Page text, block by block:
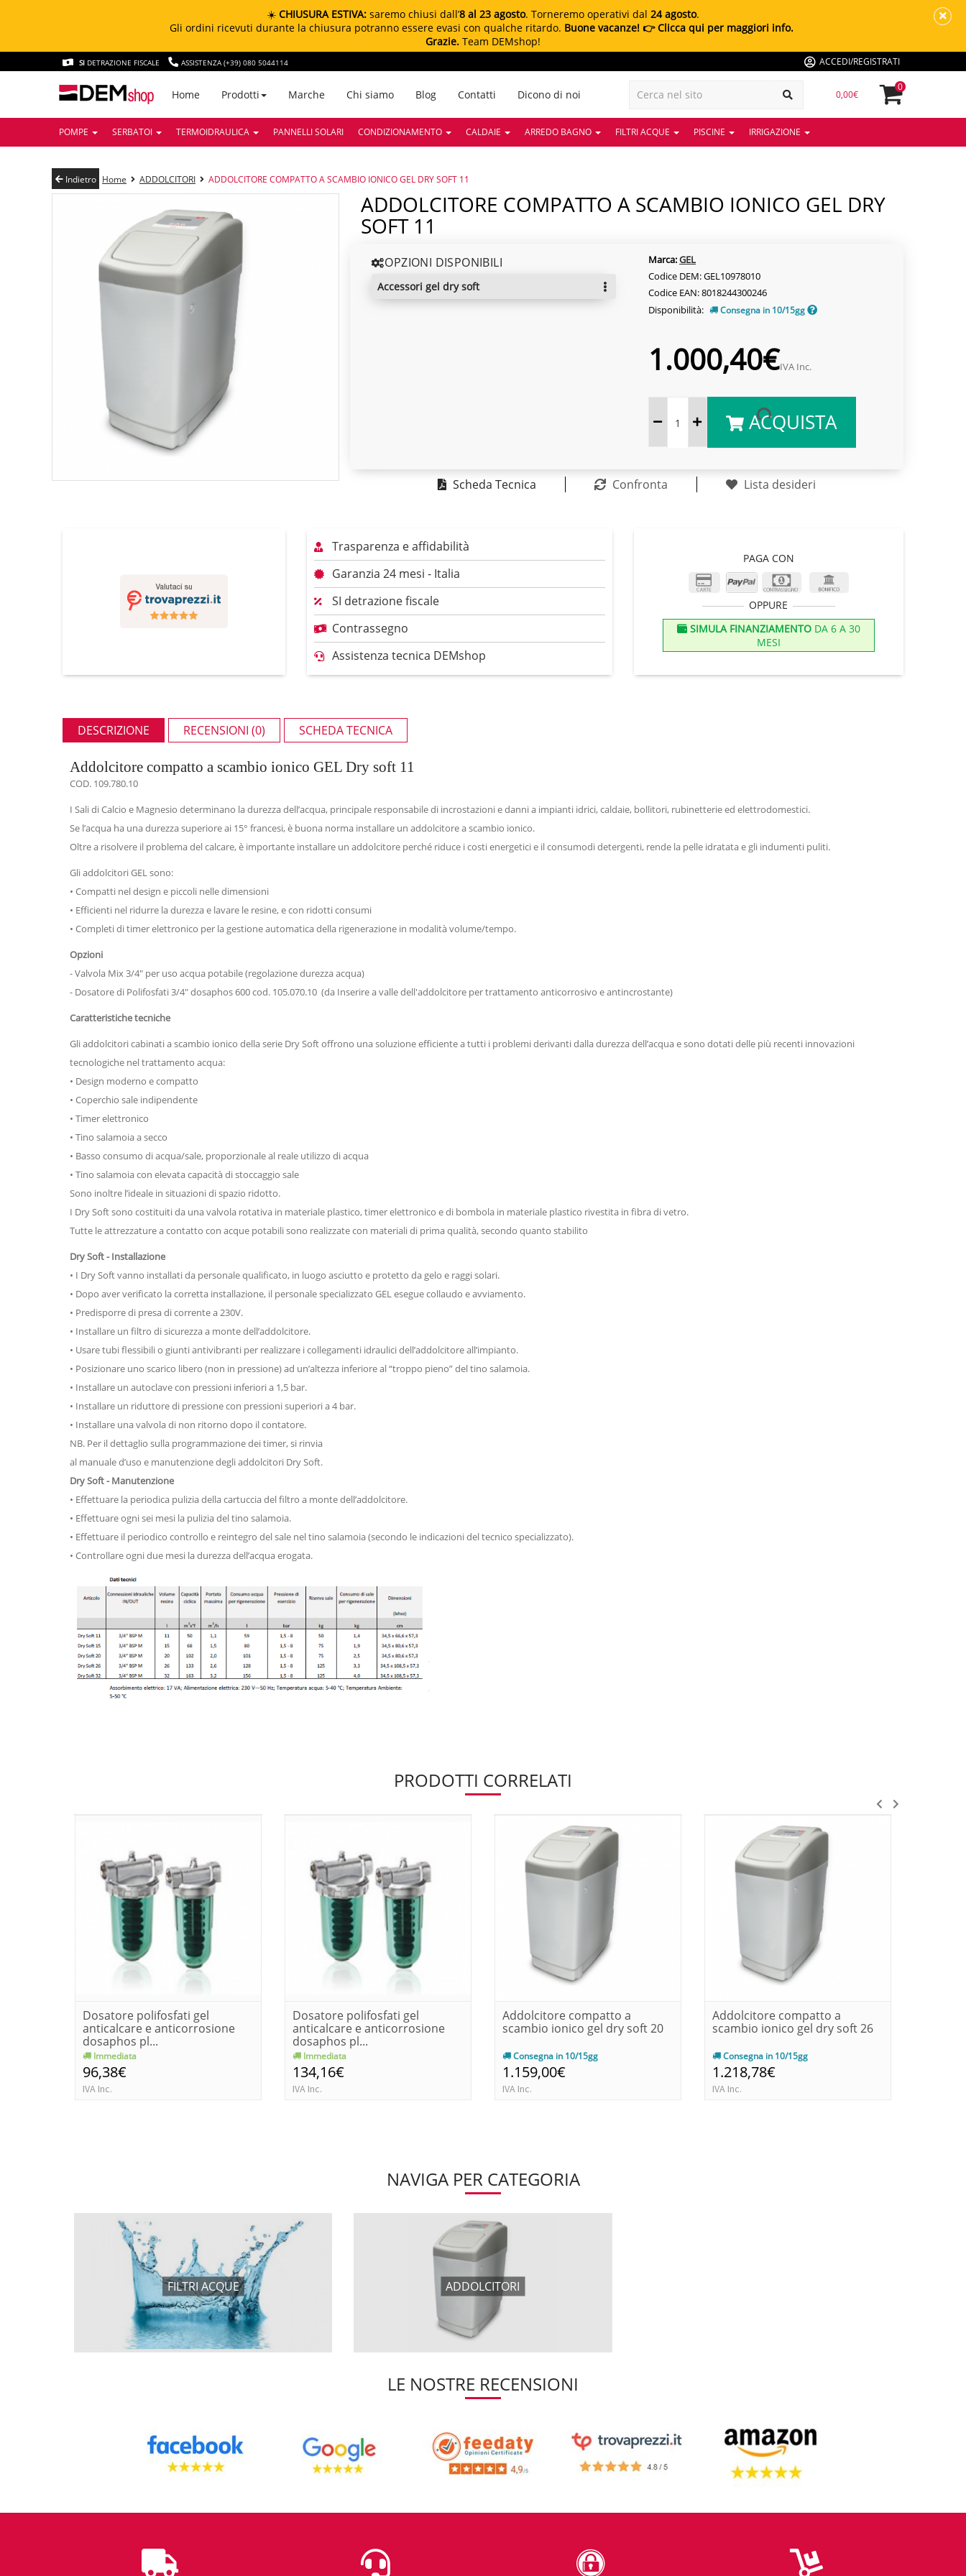
☀️ CHIUSURA ESTIVA: saremo chiusi dall’8 al 23 agosto. Torneremo operativi dal 24 agosto.
Gli ordini ricevuti durante la chiusura potranno essere evasi con qualche ritardo. Buone vacanze! 👉 Clicca qui per maggiori info.
Grazie. Team DEMshop!
SI DETRAZIONE FISCALE ASSISTENZA (+39) 080 5044114 ACCEDI/REGISTRATI
Home Prodotti Marche Chi siamo Blog Contatti Dicono di noi 0,00€
0
POMPE SERBATOI TERMOIDRAULICA PANNELLI SOLARI CONDIZIONAMENTO CALDAIE ARREDO BAGNO FILTRI ACQUE PISCINE IRRIGAZIONE
Indietro Home ADDOLCITORI ADDOLCITORE COMPATTO A SCAMBIO IONICO GEL DRY SOFT 11
ADDOLCITORE COMPATTO A SCAMBIO IONICO GEL DRY
SOFT 11
OPZIONI DISPONIBILI
accessori gel dry soft
Marca:GEL
Codice DEM: GEL10978010
Codice EAN: 8018244300246
Disponibilità:
Consegna in 10/15gg
1.000,40€IVA Inc.
ACQUISTA
Scheda Tecnica Confronta Lista desideri
Trasparenza e affidabilità
Garanzia 24 mesi - Italia
SI detrazione fiscale
Contrassegno
Assistenza tecnica DEMshop
PAGA CON
OPPURE
SIMULA FINANZIAMENTODA 6 A 30
MESI
DESCRIZIONE RECENSIONI (0) SCHEDA TECNICA
Addolcitore compatto a scambio ionico GEL Dry soft 11
COD. 109.780.10
I Sali di Calcio e Magnesio determinano la durezza dell’acqua, principale responsabile di incrostazioni e danni a impianti idrici, caldaie, bollitori, rubinetterie ed elettrodomestici.
Se l’acqua ha una durezza superiore ai 15° francesi, è buona norma installare un addolcitore a scambio ionico.
Oltre a risolvere il problema del calcare, è importante installare un addolcitore perché riduce i costi energetici e il consumodi detergenti, rende la pelle idratata e gli indumenti puliti.
Gli addolcitori GEL sono:
• Compatti nel design e piccoli nelle dimensioni
• Efficienti nel ridurre la durezza e lavare le resine, e con ridotti consumi
• Completi di timer elettronico per la gestione automatica della rigenerazione in modalità volume/tempo.
Opzioni
- Valvola Mix 3/4" per uso acqua potabile (regolazione durezza acqua)
- Dosatore di Polifosfati 3/4" dosaphos 600 cod. 105.070.10 (da Inserire a valle dell'addolcitore per trattamento anticorrosivo e antincrostante)
Caratteristiche tecniche
Gli addolcitori cabinati a scambio ionico della serie Dry Soft offrono una soluzione efficiente a tutti i problemi derivanti dalla durezza dell’acqua e sono dotati delle più recenti innovazioni
tecnologiche nel trattamento acqua:
• Design moderno e compatto
• Coperchio sale indipendente
• Timer elettronico
• Tino salamoia a secco
• Basso consumo di acqua/sale, proporzionale al reale utilizzo di acqua
• Tino salamoia con elevata capacità di stoccaggio sale
Sono inoltre l’ideale in situazioni di spazio ridotto.
I Dry Soft sono costituiti da una valvola rotativa in materiale plastico, timer elettronico e di bombola in materiale plastico rivestita in fibra di vetro.
Tutte le attrezzature a contatto con acque potabili sono realizzate con materiali di prima qualità, secondo quanto stabilito
Dry Soft - Installazione
• I Dry Soft vanno installati da personale qualificato, in luogo asciutto e protetto da gelo e raggi solari.
• Dopo aver verificato la corretta installazione, il personale specializzato GEL esegue collaudo e avviamento.
• Predisporre di presa di corrente a 230V.
• Installare un filtro di sicurezza a monte dell’addolcitore.
• Usare tubi flessibili o giunti antivibranti per realizzare i collegamenti idraulici dell’addolcitore all’impianto.
• Posizionare uno scarico libero (non in pressione) ad un’altezza inferiore al “troppo pieno” del tino salamoia.
• Installare un autoclave con pressioni inferiori a 1,5 bar.
• Installare un riduttore di pressione con pressioni superiori a 4 bar.
• Installare una valvola di non ritorno dopo il contatore.
NB. Per il dettaglio sulla programmazione dei timer, si rinvia
al manuale d’uso e manutenzione degli addolcitori Dry Soft.
Dry Soft - Manutenzione
• Effettuare la periodica pulizia della cartuccia del filtro a monte dell’addolcitore.
• Effettuare ogni sei mesi la pulizia del tino salamoia.
• Effettuare il periodico controllo e reintegro del sale nel tino salamoia (secondo le indicazioni del tecnico specializzato).
• Controllare ogni due mesi la durezza dell’acqua erogata.
PRODOTTI CORRELATI
Dosatore polifosfati gel
anticalcare e anticorrosione
dosaphos pl...
Immediata
96,38€
IVA Inc.
Dosatore polifosfati gel
anticalcare e anticorrosione
dosaphos pl...
Immediata
134,16€
IVA Inc.
Addolcitore compatto a
scambio ionico gel dry soft 20
Consegna in 10/15gg
1.159,00€
IVA Inc.
Addolcitore compatto a
scambio ionico gel dry soft 26
Consegna in 10/15gg
1.218,78€
IVA Inc.
NAVIGA PER CATEGORIA
FILTRI ACQUE ADDOLCITORI
LE NOSTRE RECENSIONI